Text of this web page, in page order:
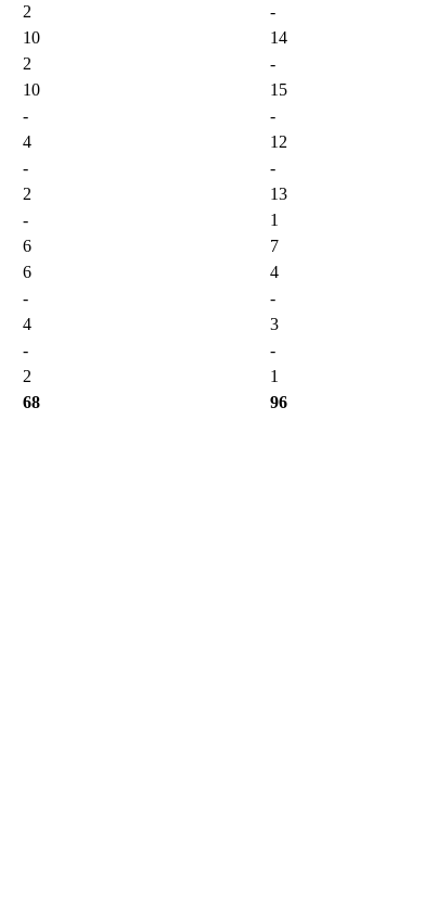
2
-
10
14
2
-
10
15
-
-
4
12
-
-
2
13
-
1
6
7
6
4
-
-
4
3
-
-
2
1
68 96